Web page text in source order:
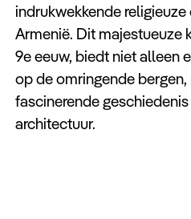
indrukwekkende
Armenië. Dit majestueuze
9e eeuw, biedt niet alleen
op de omringende
fascinerende
architectuur.